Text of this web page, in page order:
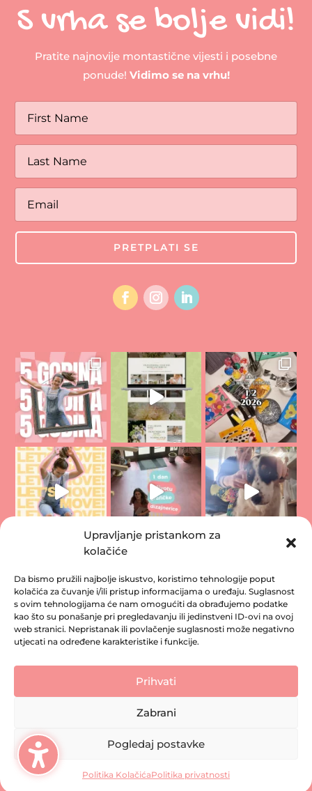
Upravljanje pristankom za
kolačiće
Da bismo pružili najbolje iskustvo, koristimo tehnologije poput
kolačića za čuvanje i/ili pristup informacijama o uređaju. Suglasnost
s ovim tehnologijama će nam omogućiti da obrađujemo podatke
kao što su ponašanje pri pregledavanju ili jedinstveni ID-ovi na ovoj
web stranici. Nepristanak ili povlačenje suglasnosti može negativno
utjecati na određene karakteristike i funkcije.
Prihvati
Zabrani
Pogledaj postavke
Politika KolačićaPolitika privatnosti
S vrha se bolje vidi!
Pratite najnovije montastične vijesti i posebne
ponude! Vidimo se na vrhu!
PRETPLATI SE
Politika privatnosti
Impressum
Copyright © 2026 MONTE Creative Studio. Sva prava
pridržana.